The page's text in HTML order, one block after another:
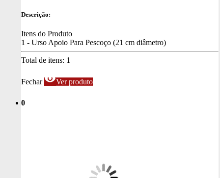
Descrição:
Itens do Produto
1 - Urso Apoio Para Pescoço (21 cm diâmetro)
Total de itens: 1
Fechar visibilityVer produto
0